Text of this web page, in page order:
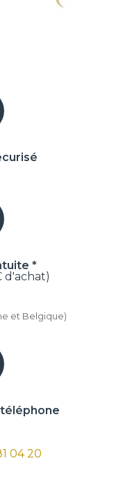
*
d'achat)
et Belgique)
04 20